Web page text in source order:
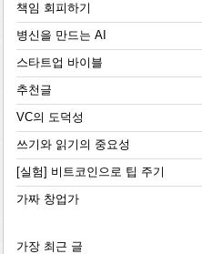
책임 회피하기
병신을 만드는 AI
스타트업 바이블
추천글
VC의 도덕성
쓰기와 읽기의 중요성
[실험] 비트코인으로 팁 주기
가짜 창업가
가장 최근 글